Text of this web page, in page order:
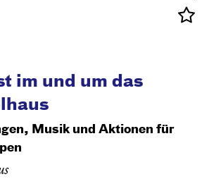
im und um das
Musik und Aktionen für